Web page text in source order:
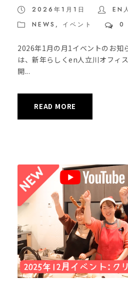
2026年1月1日
EN
NEWS , イベント 0
2026年1月の月1イベントのお知
は、新年らしくen人立川オフィ
開...
READ MORE